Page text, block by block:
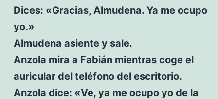
Dices: «Gracias, Almudena. Ya me ocupo
yo.»
Almudena asiente y sale.
Anzola mira a Fabián mientras coge el
auricular del teléfono del escritorio.
Anzola dice: «Ve, ya me ocupo yo de la